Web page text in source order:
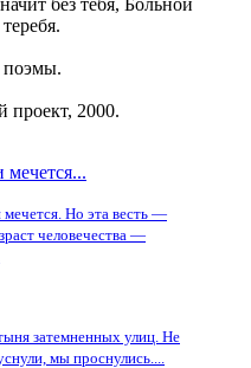
без тебя, Больной
поэмы.
проект, 2000.
мечется...
мечется. Но эта весть —
человечества —
затемненных улиц. Не
мы проснулись....